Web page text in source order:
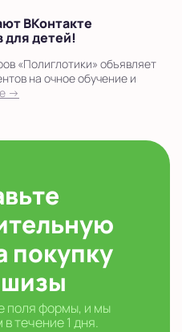
ВКонтакте
детей!
«Полиглотики» объявляет
на очное обучение и
→
покупку
поля формы, и мы
течение 1 дня.